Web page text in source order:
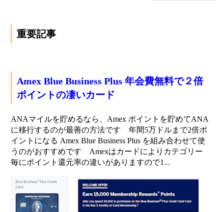
重要記事
Amex Blue Business Plus 年会費無料で２倍
ポイントの凄いカード
ANAマイルを貯めるなら、Amex ポイントを貯めてANA
に移行するのが最善の方法です 年間5万ドルまで2倍ポ
イントになる Amex Blue Business Plus を組み合わせて使
うのがおすすめです Amexはカードによりカテゴリー
毎にポイント還元率の違いがありますので1...